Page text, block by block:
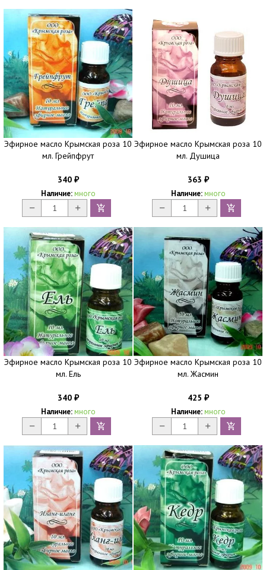
Эфирное масло Крымская роза 10
мл. Грейпфрут
340 ₽
Наличие: много
Эфирное масло Крымская роза 10
мл. Душица
363 ₽
Наличие: много
Эфирное масло Крымская роза 10
мл. Ель
340 ₽
Наличие: много
Эфирное масло Крымская роза 10
мл. Жасмин
425 ₽
Наличие: много